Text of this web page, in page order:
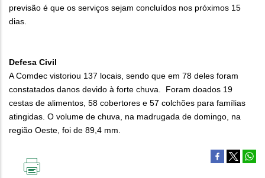
previsão é que os serviços sejam concluídos nos próximos 15
dias.
Defesa Civil
A Comdec vistoriou 137 locais, sendo que em 78 deles foram
constatados danos devido à forte chuva. Foram doados 19
cestas de alimentos, 58 cobertores e 57 colchões para famílias
atingidas. O volume de chuva, na madrugada de domingo, na
região Oeste, foi de 89,4 mm.